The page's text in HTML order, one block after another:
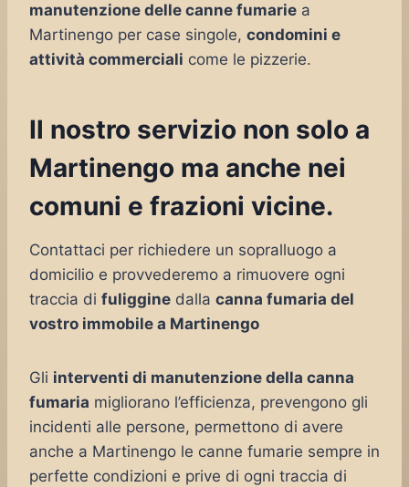
manutenzione delle canne fumarie a
Martinengo per case singole, condomini e
attività commerciali come le pizzerie.
Il nostro servizio non solo a
Martinengo ma anche nei
comuni e frazioni vicine.
Contattaci per richiedere un sopralluogo a
domicilio e provvederemo a rimuovere ogni
traccia di fuliggine dalla canna fumaria del
vostro immobile a Martinengo
Gli interventi di manutenzione della canna
fumaria migliorano l’efficienza, prevengono gli
incidenti alle persone, permettono di avere
anche a Martinengo le canne fumarie sempre in
perfette condizioni e prive di ogni traccia di